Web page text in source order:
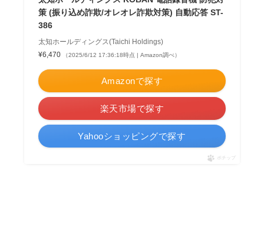
策 (振り込め詐欺/オレオレ詐欺対策) 自動応答 ST-
386
太知ホールディングス(Taichi Holdings)
¥6,470
（2025/6/12 17:36:18時点 | Amazon調べ）
Amazonで探す
楽天市場で探す
Yahooショッピングで探す
ポチップ